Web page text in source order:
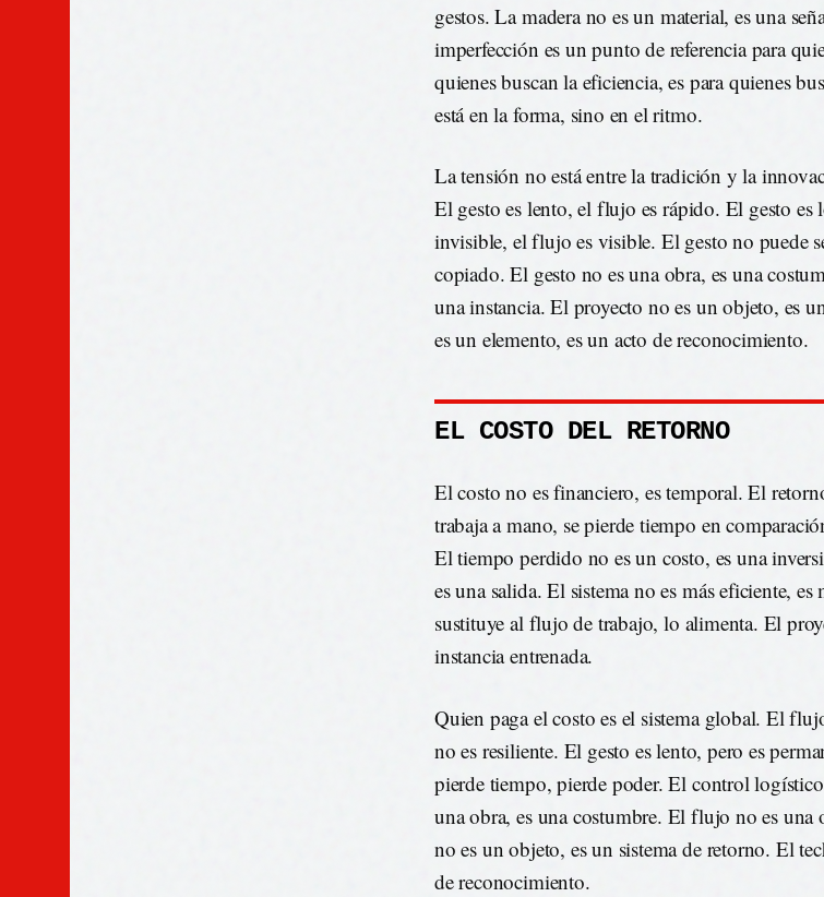
gestos. La madera no es un material, es una
imperfección es un punto de referencia para
quienes buscan la eficiencia, es para quienes
está en la forma, sino en el ritmo.
La tensión no está entre la tradición y la
El gesto es lento, el flujo es rápido. El gesto
invisible, el flujo es visible. El gesto no puede
copiado. El gesto no es una obra, es una
una instancia. El proyecto no es un objeto, es
es un elemento, es un acto de reconocimiento.
EL COSTO DEL RETORNO
El costo no es financiero, es temporal. El
trabaja a mano, se pierde tiempo en
El tiempo perdido no es un costo, es una
es una salida. El sistema no es más eficiente,
sustituye al flujo de trabajo, lo alimenta. El
instancia entrenada.
Quien paga el costo es el sistema global. El
no es resiliente. El gesto es lento, pero es
pierde tiempo, pierde poder. El control
una obra, es una costumbre. El flujo no es una
no es un objeto, es un sistema de retorno. El
de reconocimiento.